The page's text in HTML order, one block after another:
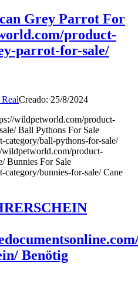
Grey Parrot For
product-
parrot-for-sale/
Creado: 25/8/2024
wildpetworld.com/product-
Ball Pythons For Sale
ball-pythons-for-sale/
wildpetworld.com/product-
Bunnies For Sale
bunnies-for-sale/ Cane
Benötig